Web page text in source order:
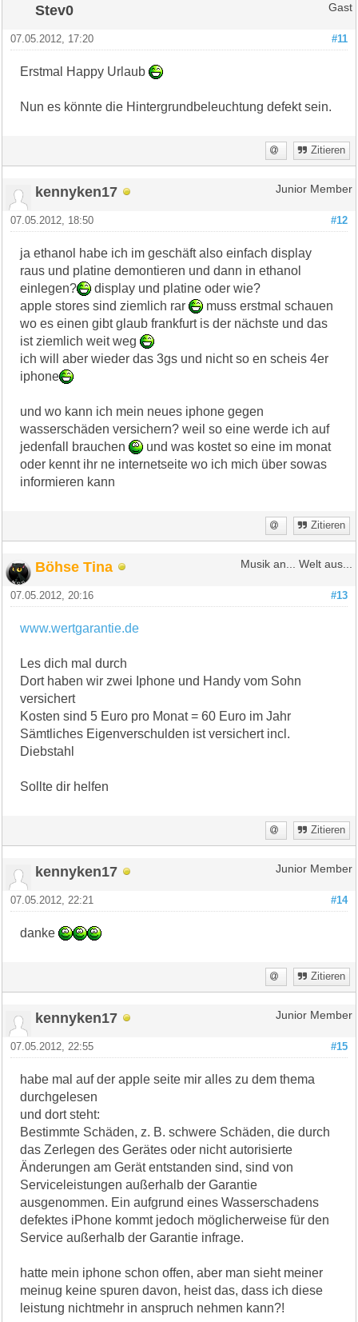
Stev0 Gast
#11
07.05.2012, 17:20
Erstmal Happy Urlaub
Nun es könnte die Hintergrundbeleuchtung defekt sein.
Zitieren
kennyken17 Junior Member
#12
07.05.2012, 18:50
ja ethanol habe ich im geschäft also einfach display
raus und platine demontieren und dann in ethanol
einlegen?
display und platine oder wie?
apple stores sind ziemlich rar
muss erstmal schauen
wo es einen gibt glaub frankfurt is der nächste und das
ist ziemlich weit weg
ich will aber wieder das 3gs und nicht so en scheis 4er
iphone
und wo kann ich mein neues iphone gegen
wasserschäden versichern? weil so eine werde ich auf
jedenfall brauchen
und was kostet so eine im monat
oder kennt ihr ne internetseite wo ich mich über sowas
informieren kann
Zitieren
Böhse Tina Musik an... Welt aus...
#13
07.05.2012, 20:16
www.wertgarantie.de
Les dich mal durch
Dort haben wir zwei Iphone und Handy vom Sohn
versichert
Kosten sind 5 Euro pro Monat = 60 Euro im Jahr
Sämtliches Eigenverschulden ist versichert incl.
Diebstahl
Sollte dir helfen
Zitieren
kennyken17 Junior Member
#14
07.05.2012, 22:21
danke
Zitieren
kennyken17 Junior Member
#15
07.05.2012, 22:55
habe mal auf der apple seite mir alles zu dem thema
durchgelesen
und dort steht:
Bestimmte Schäden, z. B. schwere Schäden, die durch
das Zerlegen des Gerätes oder nicht autorisierte
Änderungen am Gerät entstanden sind, sind von
Serviceleistungen außerhalb der Garantie
ausgenommen. Ein aufgrund eines Wasserschadens
defektes iPhone kommt jedoch möglicherweise für den
Service außerhalb der Garantie infrage.
hatte mein iphone schon offen, aber man sieht meiner
meinug keine spuren davon, heist das, dass ich diese
leistung nichtmehr in anspruch nehmen kann?!